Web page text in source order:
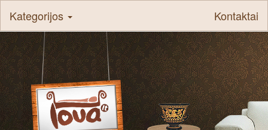
Kategorijos Kontaktai